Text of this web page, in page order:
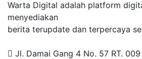
Warta Digital adalah platform
menyediakan
berita terupdate dan terpercaya
Jl. Damai Gang 4 No. 57 RT.